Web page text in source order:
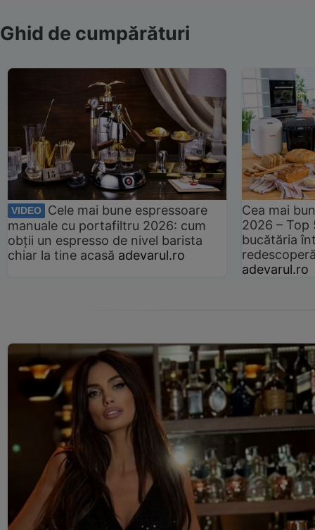
Ghid de cumpărături
VIDEO
Cele mai bune espressoare
manuale cu portafiltru 2026: cum
obții un espresso de nivel barista
chiar la tine acasă adevarul.ro
Cea mai
2026 –
bucătăria
adevarul.ro